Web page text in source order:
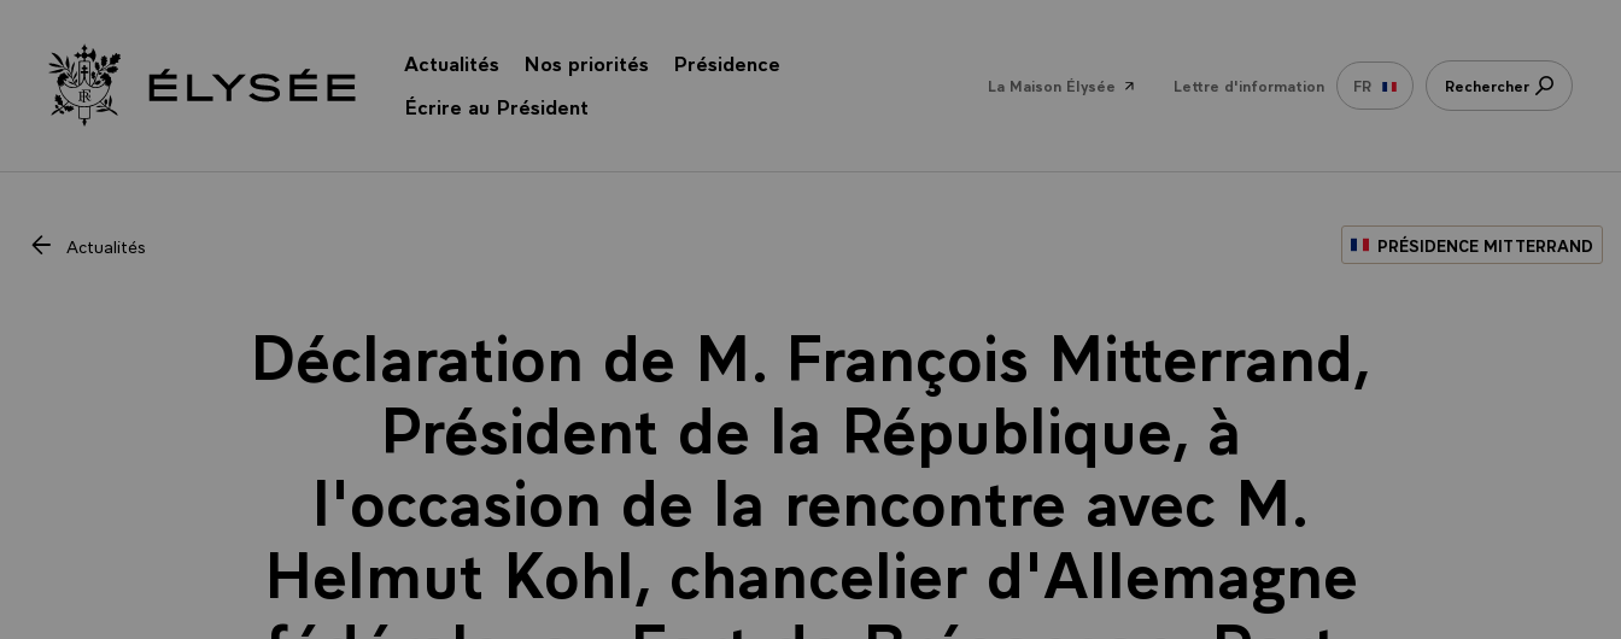
Retour à l’accueil Élysée
Actualités Nos priorités
Présidence
Écrire au Président
La Maison Élysée Lettre d'information FR Rechercher
Actualités PRÉSIDENCE MITTERRAND
Déclaration de M. François Mitterrand,
Président de la République, à
l'occasion de la rencontre avec M.
Helmut Kohl, chancelier d'Allemagne